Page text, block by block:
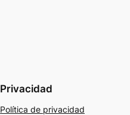
Privacidad
Política de privacidad